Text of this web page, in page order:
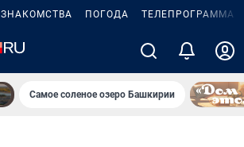
ЗНАКОМСТВА ПОГОДА ТЕЛЕПРОГРАММА
Самое соленое озеро Башкирии